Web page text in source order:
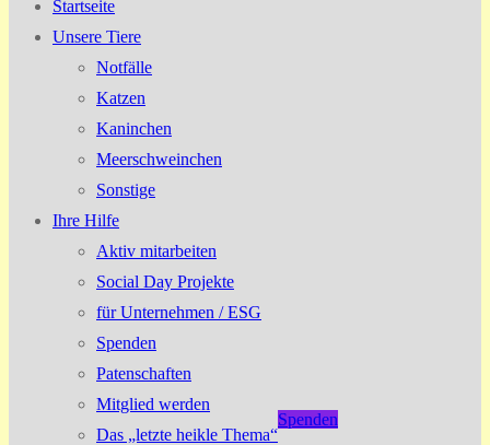
Startseite
Unsere Tiere
Notfälle
Katzen
Kaninchen
Meerschweinchen
Sonstige
Ihre Hilfe
Aktiv mitarbeiten
Social Day Projekte
für Unternehmen / ESG
Spenden
Patenschaften
Mitglied werden
Das „letzte heikle Thema“
Spenden